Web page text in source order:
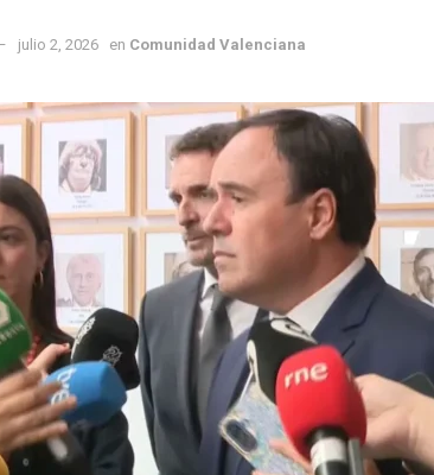
julio 2, 2026 en Comunidad Valenciana